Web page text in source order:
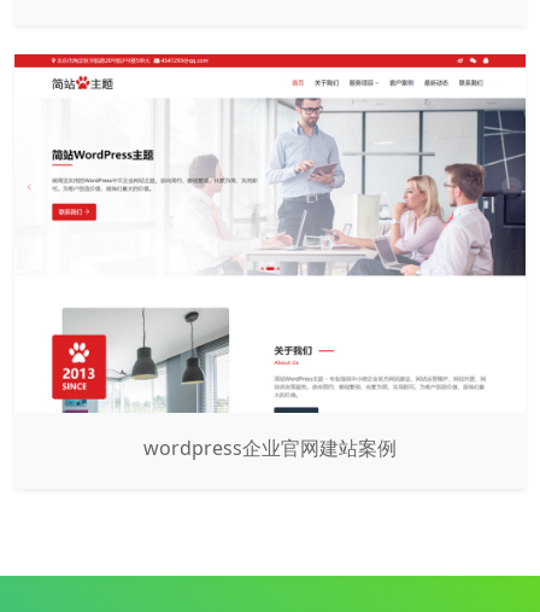
wordpress企业官网建站案例